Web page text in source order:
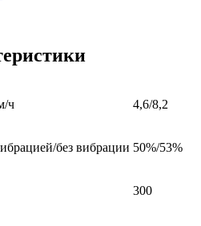
ч 4,6/8,2
без вибрации 50%/53%
300